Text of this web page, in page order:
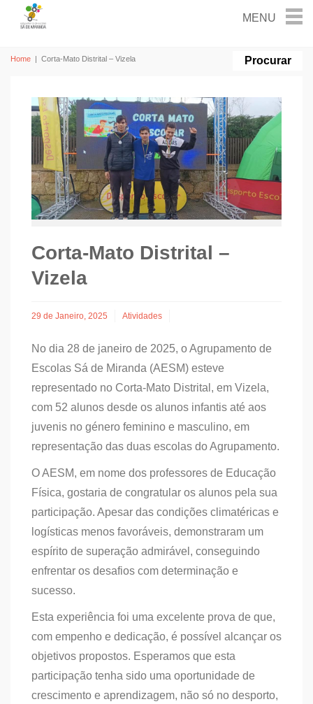
Home | Corta-Mato Distrital – Vizela
Corta-Mato Distrital –
Vizela
29 de Janeiro, 2025 Atividades
No dia 28 de janeiro de 2025, o Agrupamento de
Escolas Sá de Miranda (AESM) esteve
representado no Corta-Mato Distrital, em Vizela,
com 52 alunos desde os alunos infantis até aos
juvenis no género feminino e masculino, em
representação das duas escolas do Agrupamento.
O AESM, em nome dos professores de Educação
Física, gostaria de congratular os alunos pela sua
participação. Apesar das condições climatéricas e
logísticas menos favoráveis, demonstraram um
espírito de superação admirável, conseguindo
enfrentar os desafios com determinação e
sucesso.
Esta experiência foi uma excelente prova de que,
com empenho e dedicação, é possível alcançar os
objetivos propostos. Esperamos que esta
participação tenha sido uma oportunidade de
crescimento e aprendizagem, não só no desporto,